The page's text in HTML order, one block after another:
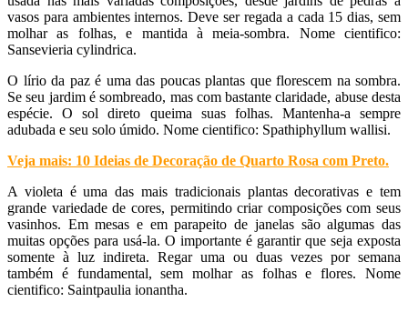
vasos para ambientes internos. Deve ser regada a cada 15 dias, sem
molhar as folhas, e mantida à meia-sombra. Nome cientifico:
Sansevieria cylindrica.
O lírio da paz é uma das poucas plantas que florescem na sombra.
Se seu jardim é sombreado, mas com bastante claridade, abuse desta
espécie. O sol direto queima suas folhas. Mantenha-a sempre
adubada e seu solo úmido. Nome cientifico: Spathiphyllum wallisi.
Veja mais: 10 Ideias de Decoração de Quarto Rosa com Preto.
A violeta é uma das mais tradicionais plantas decorativas e tem
grande variedade de cores, permitindo criar composições com seus
vasinhos. Em mesas e em parapeito de janelas são algumas das
muitas opções para usá-la. O importante é garantir que seja exposta
somente à luz indireta. Regar uma ou duas vezes por semana
também é fundamental, sem molhar as folhas e flores. Nome
cientifico: Saintpaulia ionantha.